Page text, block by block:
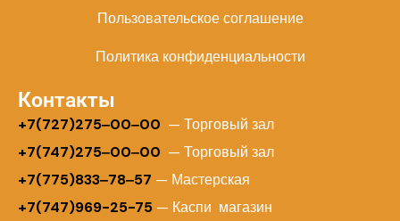
Пользовательское соглашение
Политика конфиденциальности
Контакты
+7(727)275‒00‒00 — Торговый зал
+7(747)275‒00‒00 — Торговый зал
+7(775)833‒78‒57 — Мастерская
+7(747)969-25-75 — Каспи магазин